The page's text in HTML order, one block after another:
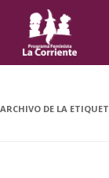
ARCHIVO DE LA